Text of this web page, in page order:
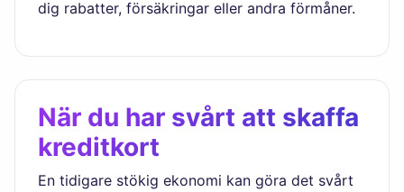
dig rabatter, försäkringar eller andra förmåner.
När du har svårt att skaffa
kreditkort
En tidigare stökig ekonomi kan göra det svårt